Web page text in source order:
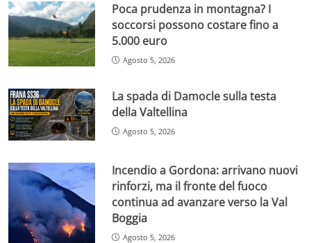
Poca prudenza in montagna? I
soccorsi possono costare fino a
5.000 euro
Agosto 5, 2026
La spada di Damocle sulla testa
della Valtellina
Agosto 5, 2026
Incendio a Gordona: arrivano nuovi
rinforzi, ma il fronte del fuoco
continua ad avanzare verso la Val
Boggia
Agosto 5, 2026